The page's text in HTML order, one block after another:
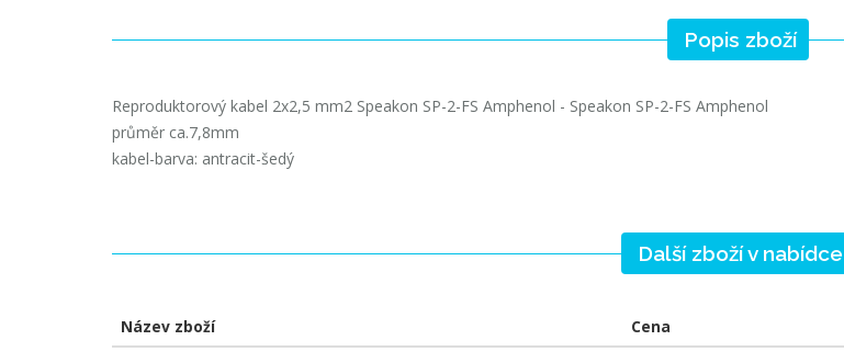
Popis zboží
Reproduktorový kabel 2x2,5 mm2 Speakon SP-2-FS Amphenol - Speakon SP-2-FS Amphenol
průměr ca.7,8mm
kabel-barva: antracit-šedý
Další zboží v nabídce
Název zboží Cena